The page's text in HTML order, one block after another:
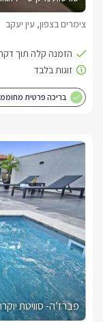
צימרים בצפון, עין יעקב
בריכה פרטית
פברז’ה- סוויטת